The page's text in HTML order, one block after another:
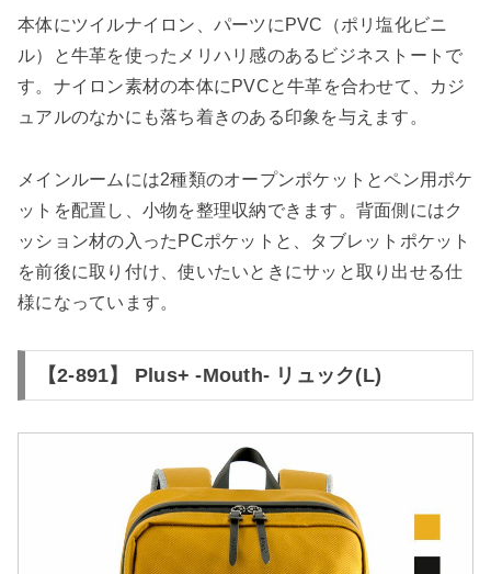
本体にツイルナイロン、パーツにPVC（ポリ塩化ビニ
ル）と牛革を使ったメリハリ感のあるビジネストートで
す。ナイロン素材の本体にPVCと牛革を合わせて、カジ
ュアルのなかにも落ち着きのある印象を与えます。
メインルームには2種類のオープンポケットとペン用ポケ
ットを配置し、小物を整理収納できます。背面側にはク
ッション材の入ったPCポケットと、タブレットポケット
を前後に取り付け、使いたいときにサッと取り出せる仕
様になっています。
【2-891】 Plus+ -Mouth- リュック(L)